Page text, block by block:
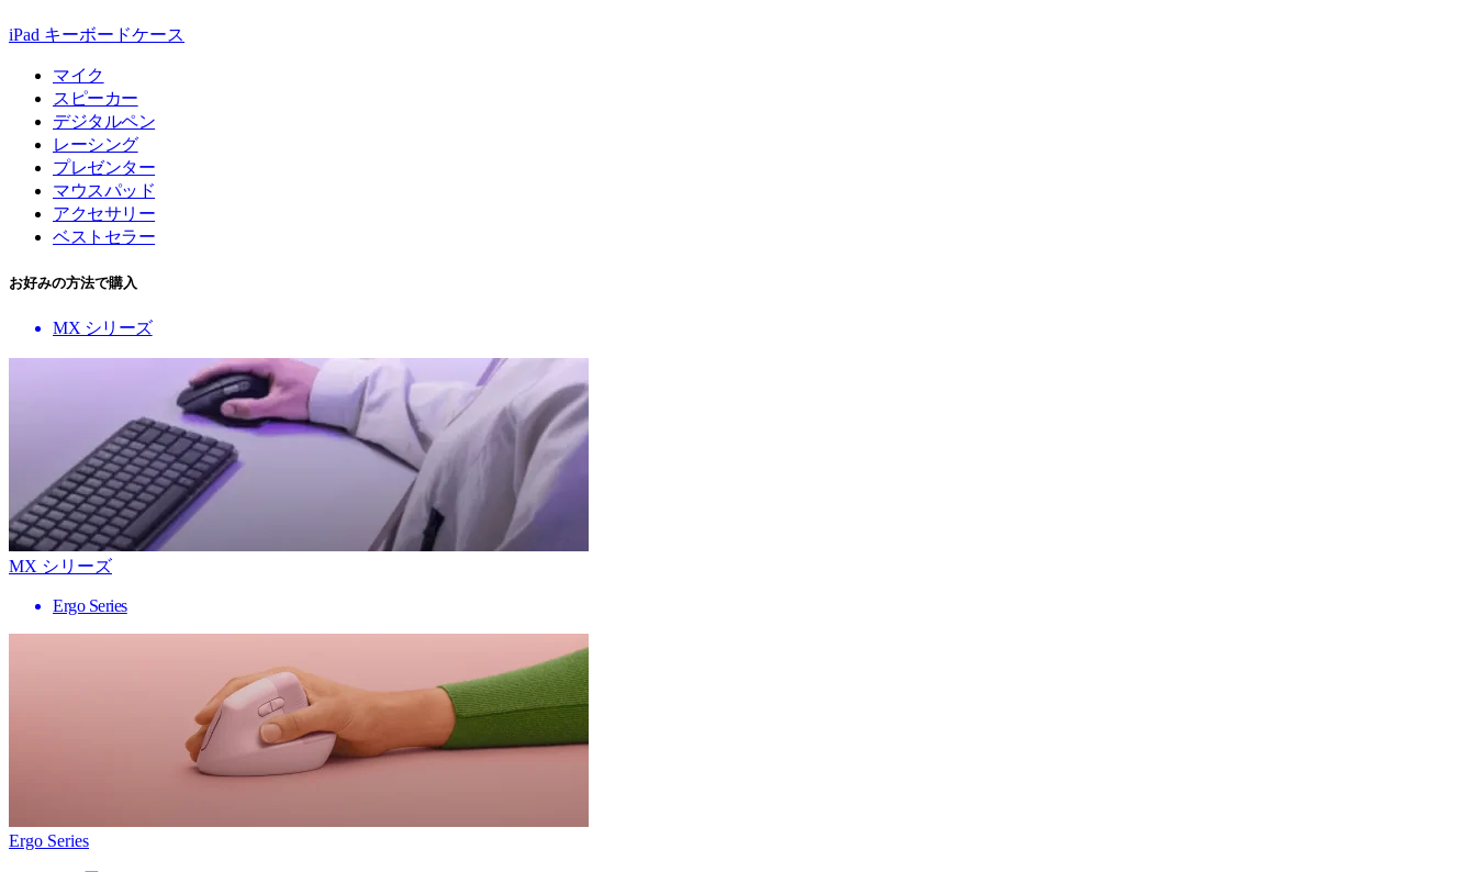
iPad キーボードケース
マイク
スピーカー
デジタルペン
レーシング
プレゼンター
マウスパッド
アクセサリー
ベストセラー
お好みの方法で購入
MX シリーズ
MX シリーズ
Ergo Series
Ergo Series